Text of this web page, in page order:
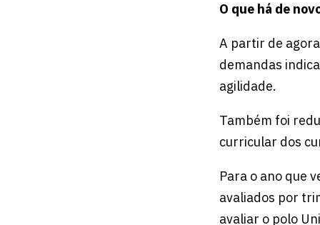
O que há de
A partir de
demandas
agilidade.
Também foi
curricular dos
Para o ano que
avaliados por
avaliar o polo